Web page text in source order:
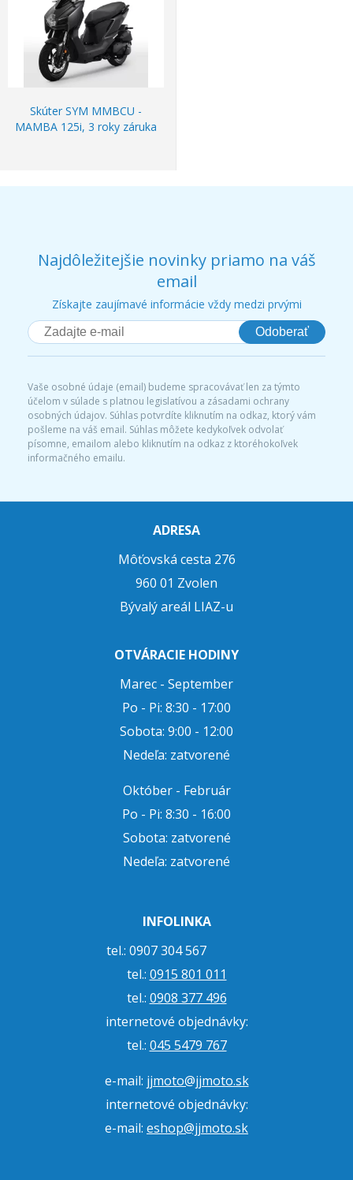
Skúter SYM MMBCU -
MAMBA 125i, 3 roky záruka
Najdôležitejšie novinky priamo na váš
email
Získajte zaujímavé informácie vždy medzi prvými
Odoberať
Vaše osobné údaje (email) budeme spracovávať len za týmto
účelom v súlade s platnou legislatívou a zásadami ochrany
osobných údajov. Súhlas potvrdíte kliknutím na odkaz, ktorý vám
pošleme na váš email. Súhlas môžete kedykoľvek odvolať
písomne, emailom alebo kliknutím na odkaz z ktoréhokoľvek
informačného emailu.
ADRESA
Môťovská cesta 276
960 01 Zvolen
Bývalý areál LIAZ-u
OTVÁRACIE HODINY
Marec - September
Po - Pi: 8:30 - 17:00
Sobota: 9:00 - 12:00
Nedeľa: zatvorené
Október - Február
Po - Pi: 8:30 - 16:00
Sobota: zatvorené
Nedeľa: zatvorené
INFOLINKA
tel.: 0907 304 567
tel.: 0915 801 011
tel.: 0908 377 496
internetové objednávky:
tel.: 045 5479 767
e-mail: jjmoto@jjmoto.sk
internetové objednávky:
e-mail: eshop@jjmoto.sk